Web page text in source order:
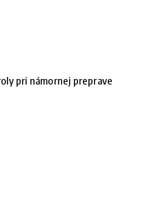
pri námornej preprave